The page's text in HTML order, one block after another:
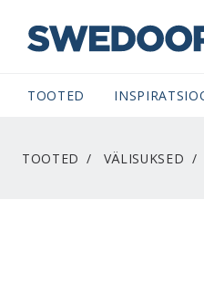
TOOTED
TOOTED VÄLISUKSED